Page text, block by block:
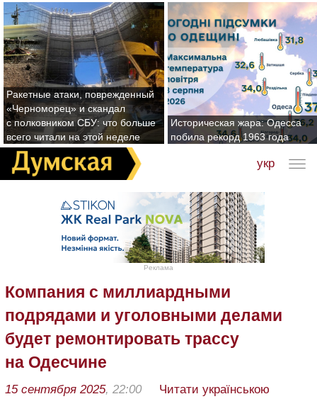
Ракетные атаки, поврежденный
«Черноморец» и скандал
с полковником СБУ: что больше
всего читали на этой неделе
Историческая жара: Одесса
побила рекорд 1963 года
укр
Реклама
Компания с миллиардными
подрядами и уголовными делами
будет ремонтировать трассу
на Одесчине
15 сентября 2025, 22:00 Читати українською